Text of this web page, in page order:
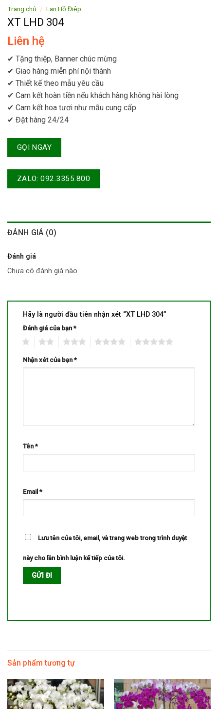
Trang chủ / Lan Hồ Điệp
XT LHD 304
Liên hệ
✔ Tặng thiệp, Banner chúc mừng
✔ Giao hàng miễn phí nội thành
✔ Thiết kế theo mẫu yêu cầu
✔ Cam kết hoàn tiền nếu khách hàng không hài lòng
✔ Cam kết hoa tươi như mẫu cung cấp
✔ Đặt hàng 24/24
GỌI NGAY
ZALO: 092.3355.800
ĐÁNH GIÁ (0)
Đánh giá
Chưa có đánh giá nào.
Hãy là người đầu tiên nhận xét “XT LHD 304”
Đánh giá của bạn*
Nhận xét của bạn*
Tên*
Email*
Lưu tên của tôi, email, và trang web trong trình duyệt
này cho lần bình luận kế tiếp của tôi.
Sản phẩm tương tự